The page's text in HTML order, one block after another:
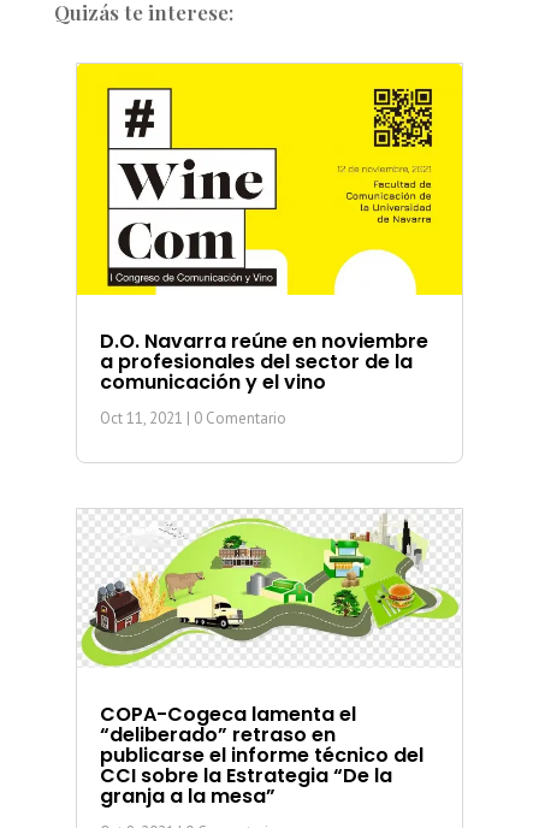
Quizás te interese:
D.O. Navarra reúne en noviembre
a profesionales del sector de la
comunicación y el vino
Oct 11, 2021 | 0 Comentario
COPA-Cogeca lamenta el
“deliberado” retraso en
publicarse el informe técnico del
CCI sobre la Estrategia “De la
granja a la mesa”